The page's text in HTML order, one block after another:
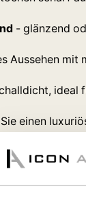
- glänzend
Aussehen mit
ideal
einen
sorgt.
ca. 1